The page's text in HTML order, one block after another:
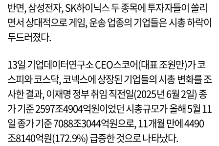
반면, 삼성전자, SK하이닉스 두 종목에 투자자들이 쏠리
면서 상대적으로 게임, 운송 업종의 기업들은 시총 하락이
두드러졌다.
13일 기업데이터연구소 CEO스코어(대표 조원만)가 코
스피와 코스닥, 코넥스에 상장된 기업들의 시총 변화를 조
사한 결과, 이재명 정부 취임 직전일(2025년 6월 2일) 종
가 기준 2597조4904억원이었던 시총규모가 올해 5월 11
일 종가 기준 7088조3044억원으로, 11개월 만에 4490
조8140억원(172.9%) 급증한 것으로 나타났다.